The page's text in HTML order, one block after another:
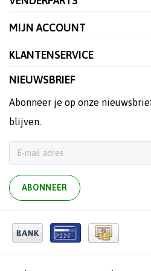
MIJN ACCOUNT
KLANTENSERVICE
NIEUWSBRIEF
Abonneer je op onze
blijven.
ABONNEER